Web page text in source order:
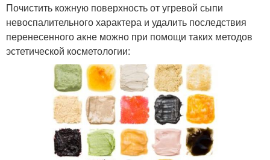
Почистить кожную поверхность от угревой сыпи
невоспалительного характера и удалить последствия
перенесенного акне можно при помощи таких методов
эстетической косметологии: